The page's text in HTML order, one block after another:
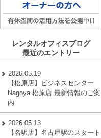
レンタルオフィスブログ
最近のエントリー
2026.05.19
【松原店】ビジネスセンター
Nagoya 松原店 最新情報のご案
内
2026.05.13
【名駅店】名古屋駅のスタート